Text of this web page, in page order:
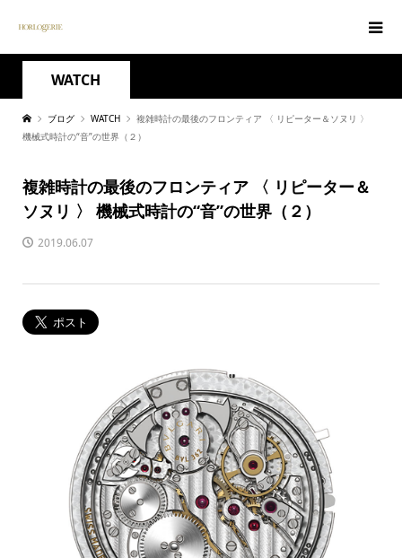
WATCH
ブログ WATCH
複雑時計の最後のフロンティア 〈 リピーター＆ソヌリ 〉
機械式時計の“音”の世界（２）
複雑時計の最後のフロンティア 〈 リピーター＆
ソヌリ 〉 機械式時計の“音”の世界（２）
2019.06.07